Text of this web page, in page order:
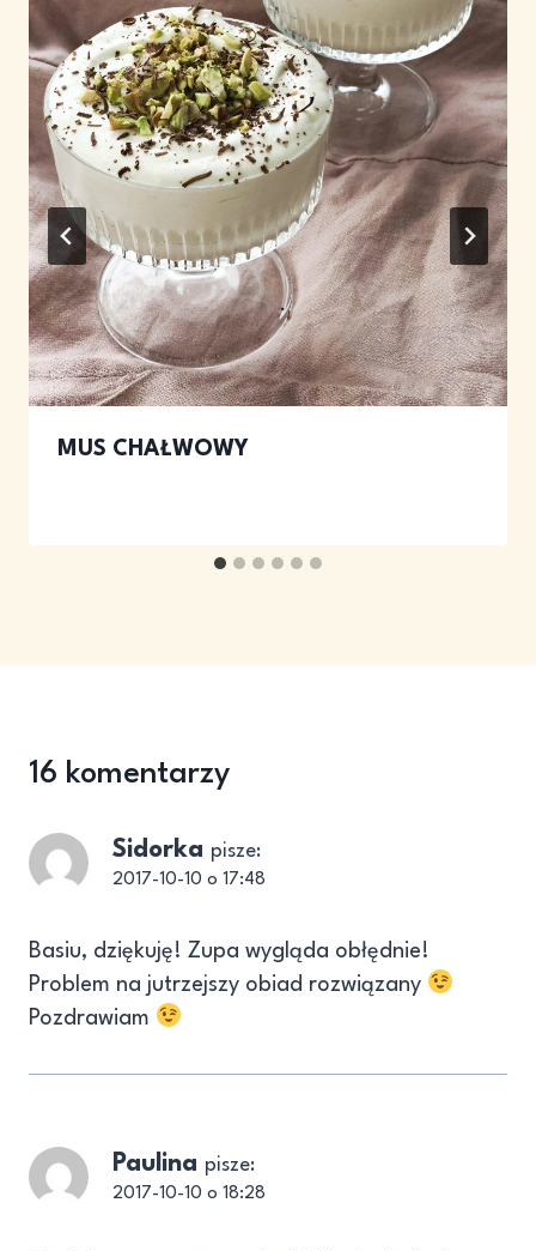
MUS CHAŁWOWY
16 komentarzy
Sidorka pisze:
2017-10-10 o 17:48
Basiu, dziękuję! Zupa wygląda obłędnie!
Problem na jutrzejszy obiad rozwiązany
Pozdrawiam
Paulina pisze:
2017-10-10 o 18:28